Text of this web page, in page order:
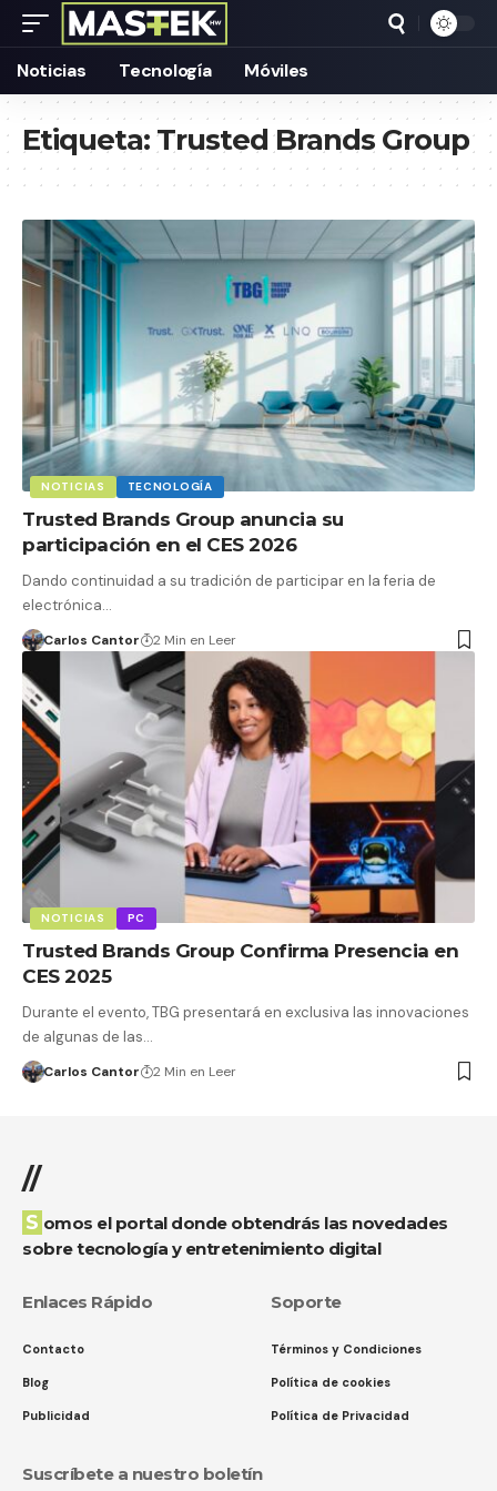
Noticias Tecnología Móviles
Etiqueta:Trusted Brands Group
NOTICIAS TECNOLOGÍA
Trusted Brands Group anuncia su
participación en el CES 2026
Dando continuidad a su tradición de participar en la feria de
electrónica…
Carlos Cantor 2 Min en Leer
NOTICIAS PC
Trusted Brands Group Confirma Presencia en
CES 2025
Durante el evento, TBG presentará en exclusiva las innovaciones
de algunas de las…
Carlos Cantor 2 Min en Leer
//
Somos el portal donde obtendrás las novedades
sobre tecnología y entretenimiento digital
Enlaces Rápido
Contacto
Blog
Publicidad
Soporte
Términos y Condiciones
Política de cookies
Política de Privacidad
Suscríbete a nuestro boletín